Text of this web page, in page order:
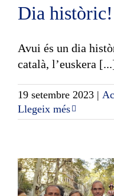
Dia històric!
Avui és un dia
català, l’euskera
19 setembre 2023 |
Llegeix més